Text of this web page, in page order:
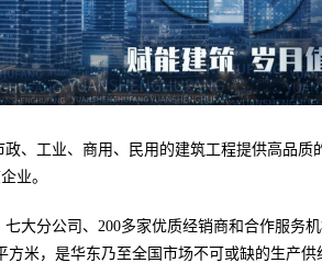
、工业、商用、民用的建筑工程提供高品
业。
大分公司、200多家优质经销商和合作服务
米，是华东乃至全国市场不可或缺的生产供